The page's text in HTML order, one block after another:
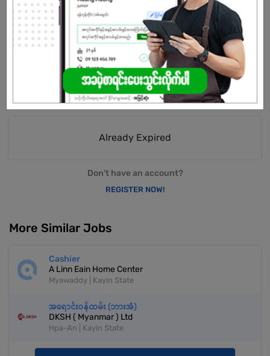
Female
Already Expired
Don't have an account?
REGISTER NOW!
More Similar Jobs
Cashier
A Linn Eain Home Center
Myawaddy | Kayin State
အရောင်းဝန်ထမ်း (ဘားအံ)
DKSH ( Myanmar ) Ltd
Hpa-An | Kayin State